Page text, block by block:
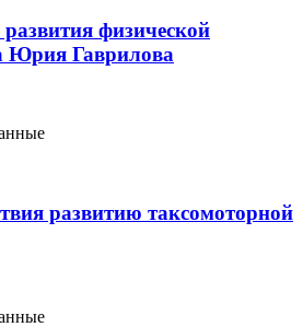
физической
Юрия Гаврилова
развитию таксомоторной